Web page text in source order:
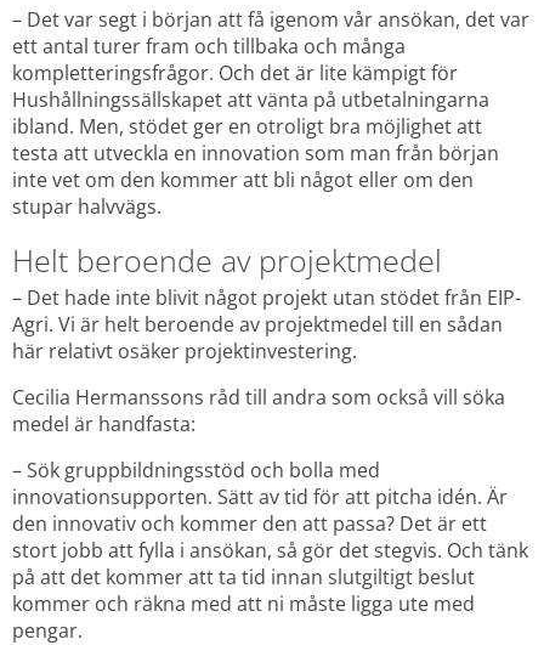
– Det var segt i början att få igenom vår ansökan, det var
ett antal turer fram och tillbaka och många
kompletteringsfrågor. Och det är lite kämpigt för
Hushållningssällskapet att vänta på utbetalningarna
ibland. Men, stödet ger en otroligt bra möjlighet att
testa att utveckla en innovation som man från början
inte vet om den kommer att bli något eller om den
stupar halvvägs.
Helt beroende av projektmedel
– Det hade inte blivit något projekt utan stödet från EIP-
Agri. Vi är helt beroende av projektmedel till en sådan
här relativt osäker projektinvestering.
Cecilia Hermanssons råd till andra som också vill söka
medel är handfasta:
– Sök gruppbildningsstöd och bolla med
innovationsupporten. Sätt av tid för att pitcha idén. Är
den innovativ och kommer den att passa? Det är ett
stort jobb att fylla i ansökan, så gör det stegvis. Och tänk
på att det kommer att ta tid innan slutgiltigt beslut
kommer och räkna med att ni måste ligga ute med
pengar.